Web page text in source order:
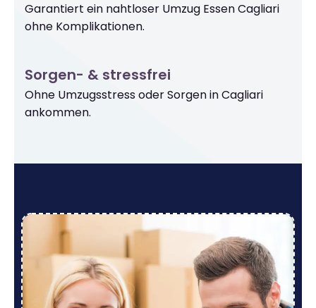
Garantiert ein nahtloser Umzug Essen Cagliari
ohne Komplikationen.
Sorgen- & stressfrei
Ohne Umzugsstress oder Sorgen in Cagliari
ankommen.